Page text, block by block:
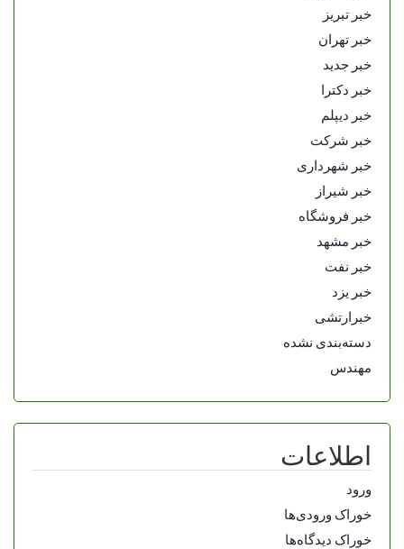
خبر تبریز
خبر تهران
خبر جدید
خبر دکترا
خبر دیپلم
خبر شرکت
خبر شهرداری
خبر شیراز
خبر فروشگاه
خبر مشهد
خبر نفت
خبر یزد
خبرارتشی
دسته‌بندی نشده
مهندس
اطلاعات
ورود
خوراک ورودی‌ها
خوراک دیدگاه‌ها